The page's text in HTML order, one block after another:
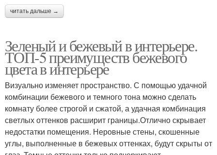
читать дальше →
Зеленый и бежевый в интерьере.
ТОП-5 преимуществ бежевого
цвета в интерьере
Визуально изменяет пространство. С помощью удачной
комбинации бежевого и темного тона можно сделать
комнату более строгой и сжатой, а удачная комбинация
светлых оттенков расширит границы.Отлично скрывает
недостатки помещения. Неровные стены, скошенные
углы, выполненные в бежевых оттенках, будут скрыты от